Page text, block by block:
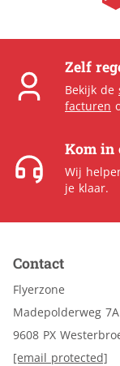
Zelf
Bekijk de
facturen
Kom in
Wij
je klaar.
Contact
Flyerzone
Madepolderweg 7A
9608 PX
[email protected]